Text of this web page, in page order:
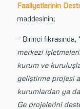
Faaliyetlerinin
maddesinin;
– Birinci fıkrasında,
merkezi
kurum ve
geliştirme projesi
kurumlardan ya
Ge projelerini